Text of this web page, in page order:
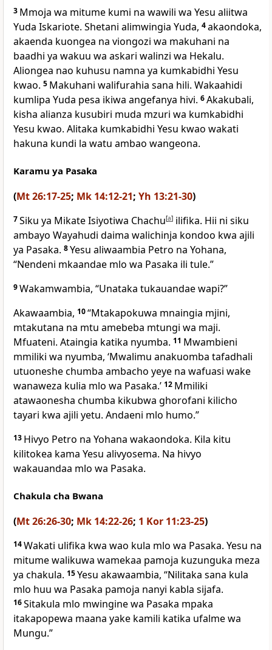
3 Mmoja wa mitume kumi na wawili wa Yesu aliitwa
Yuda Iskariote. Shetani alimwingia Yuda, 4akaondoka,
akaenda kuongea na viongozi wa makuhani na
baadhi ya wakuu wa askari walinzi wa Hekalu.
Aliongea nao kuhusu namna ya kumkabidhi Yesu
kwao. 5 Makuhani walifurahia sana hili. Wakaahidi
kumlipa Yuda pesa ikiwa angefanya hivi. 6Akakubali,
kisha alianza kusubiri muda mzuri wa kumkabidhi
Yesu kwao. Alitaka kumkabidhi Yesu kwao wakati
hakuna kundi la watu ambao wangeona.
Karamu ya Pasaka
(Mt 26:17-25; Mk 14:12-21; Yh 13:21-30)
7Siku ya Mikate Isiyotiwa Chachu[a] ilifika. Hii ni siku
ambayo Wayahudi daima walichinja kondoo kwa ajili
ya Pasaka. 8Yesu aliwaambia Petro na Yohana,
“Nendeni mkaandae mlo wa Pasaka ili tule.”
9Wakamwambia, “Unataka tukauandae wapi?”
Akawaambia, 10“Mtakapokuwa mnaingia mjini,
mtakutana na mtu amebeba mtungi wa maji.
Mfuateni. Ataingia katika nyumba. 11 Mwambieni
mmiliki wa nyumba, ‘Mwalimu anakuomba tafadhali
utuoneshe chumba ambacho yeye na wafuasi wake
wanaweza kulia mlo wa Pasaka.’ 12 Mmiliki
atawaonesha chumba kikubwa ghorofani kilicho
tayari kwa ajili yetu. Andaeni mlo humo.”
13 Hivyo Petro na Yohana wakaondoka. Kila kitu
kilitokea kama Yesu alivyosema. Na hivyo
wakauandaa mlo wa Pasaka.
Chakula cha Bwana
(Mt 26:26-30; Mk 14:22-26; 1 Kor 11:23-25)
14Wakati ulifika kwa wao kula mlo wa Pasaka. Yesu na
mitume walikuwa wamekaa pamoja kuzunguka meza
ya chakula. 15Yesu akawaambia, “Nilitaka sana kula
mlo huu wa Pasaka pamoja nanyi kabla sijafa.
16Sitakula mlo mwingine wa Pasaka mpaka
itakapopewa maana yake kamili katika ufalme wa
Mungu.”